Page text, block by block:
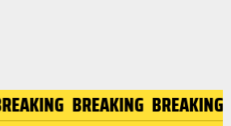
BREAKING BREAKING